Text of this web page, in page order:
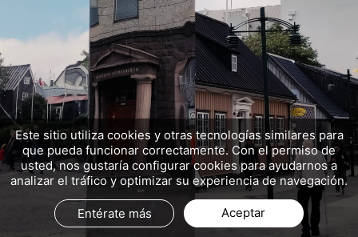
Este sitio utiliza cookies y otras tecnologías similares para
que pueda funcionar correctamente. Con el permiso de
usted, nos gustaría configurar cookies para ayudarnos a
analizar el tráfico y optimizar su experiencia de navegación.
Entérate más Aceptar